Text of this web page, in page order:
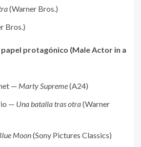
(Warner Bros.)
Bros.)
protagónico (Male Actor in a
— Marty Supreme(A24)
— Una batalla tras otra(Warner
Moon(Sony Pictures Classics)